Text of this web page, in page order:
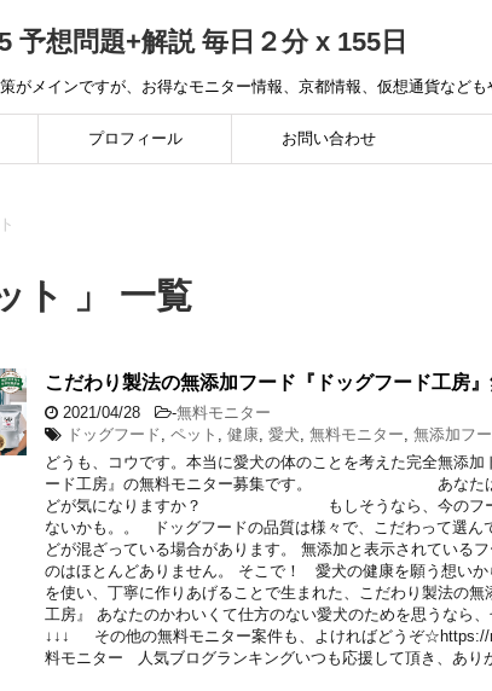
予想問題+解説 毎日２分 x 155日
がメインですが、お得なモニター情報、京都情報、仮想通貨など
プロフィール お問い合わせ
ト 」 一覧
こだわり製法の無添加フード『ドッグフード工房
2021/04/28 -無料モニター
ドッグフード, ペット , 健康, 愛犬, 無料モニター, 無添加フ
どうも、コウです。本当に愛犬の体のことを考えた完全無添加
ード工房』の無料モニター募集です。 あなたは、
どが気になりますか？ もしそうなら、今のフード
ないかも。。 ドッグフードの品質は様々で、こだわって選ん
どが混ざっている場合があります。 無添加と表示されている
のはほとんどありません。 そこで！ 愛犬の健康を願う想いか
を使い、丁寧に作りあげることで生まれた、こだわり製法の無
工房』 あなたのかわいくて仕方のない愛犬のためを思うなら、
↓↓↓ その他の無料モニター案件も、よければどうぞ☆https://
料モニター 人気ブログランキングいつも応援して頂き、あり